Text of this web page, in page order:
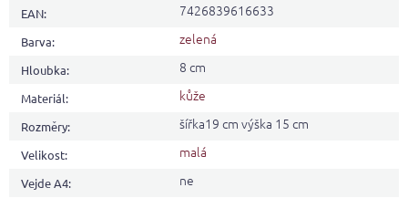
EAN: 7426839616633
Barva: zelená
Hloubka: 8 cm
Materiál: kůže
Rozměry: šířka19 cm výška 15 cm
Velikost: malá
Vejde A4: ne